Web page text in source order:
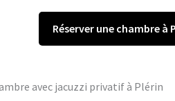
Réserver une chambre à
avec jacuzzi privatif à Plérin